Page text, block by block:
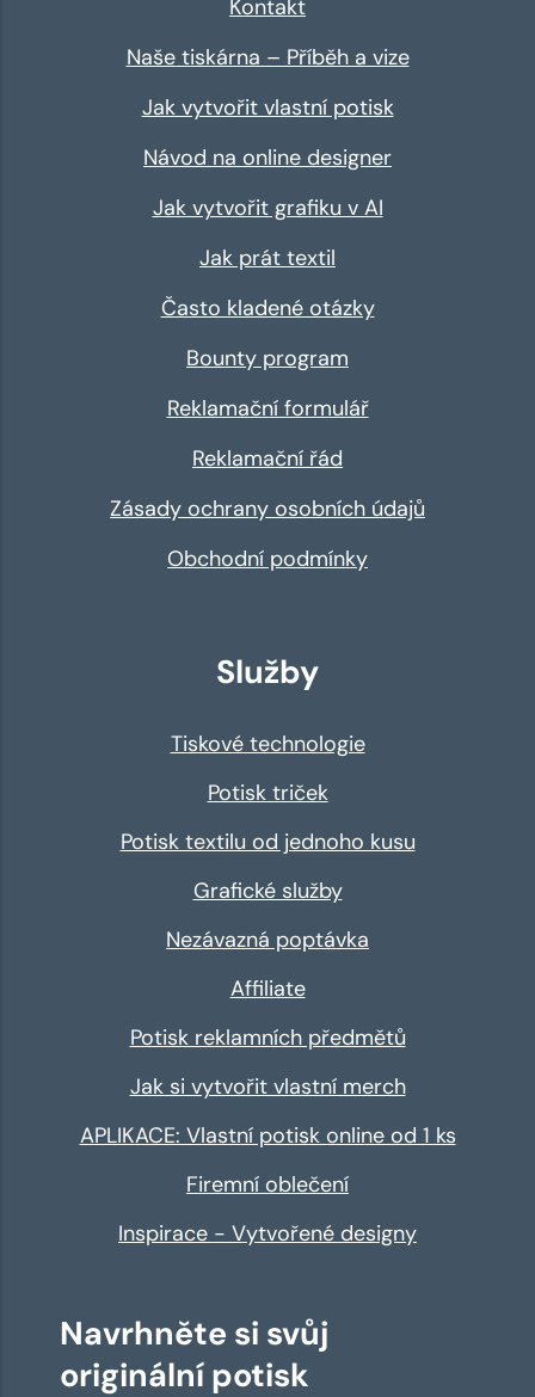
Kontakt
Naše tiskárna – Příběh a vize
Jak vytvořit vlastní potisk
Návod na online designer
Jak vytvořit grafiku v AI
Jak prát textil
Často kladené otázky
Bounty program
Reklamační formulář
Reklamační řád
Zásady ochrany osobních údajů
Obchodní podmínky
Služby
Tiskové technologie
Potisk triček
Potisk textilu od jednoho kusu
Grafické služby
Nezávazná poptávka
Affiliate
Potisk reklamních předmětů
Jak si vytvořit vlastní merch
APLIKACE: Vlastní potisk online od 1 ks
Firemní oblečení
Inspirace - Vytvořené designy
Navrhněte si svůj
originální potisk